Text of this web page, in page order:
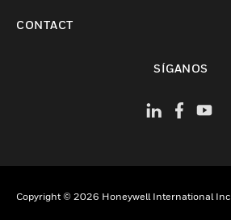
CONTACT
SÍGANOS
Copyright © 2026 Honeywell International Inc